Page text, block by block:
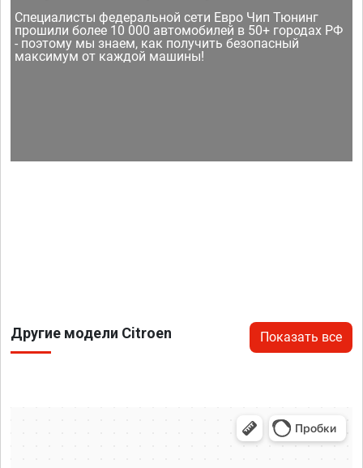
Специалисты федеральной сети Евро Чип Тюнинг
прошили более 10 000 автомобилей в 50+ городах РФ
- поэтому мы знаем, как получить безопасный
максимум от каждой машины!
Другие модели Citroen Показать все